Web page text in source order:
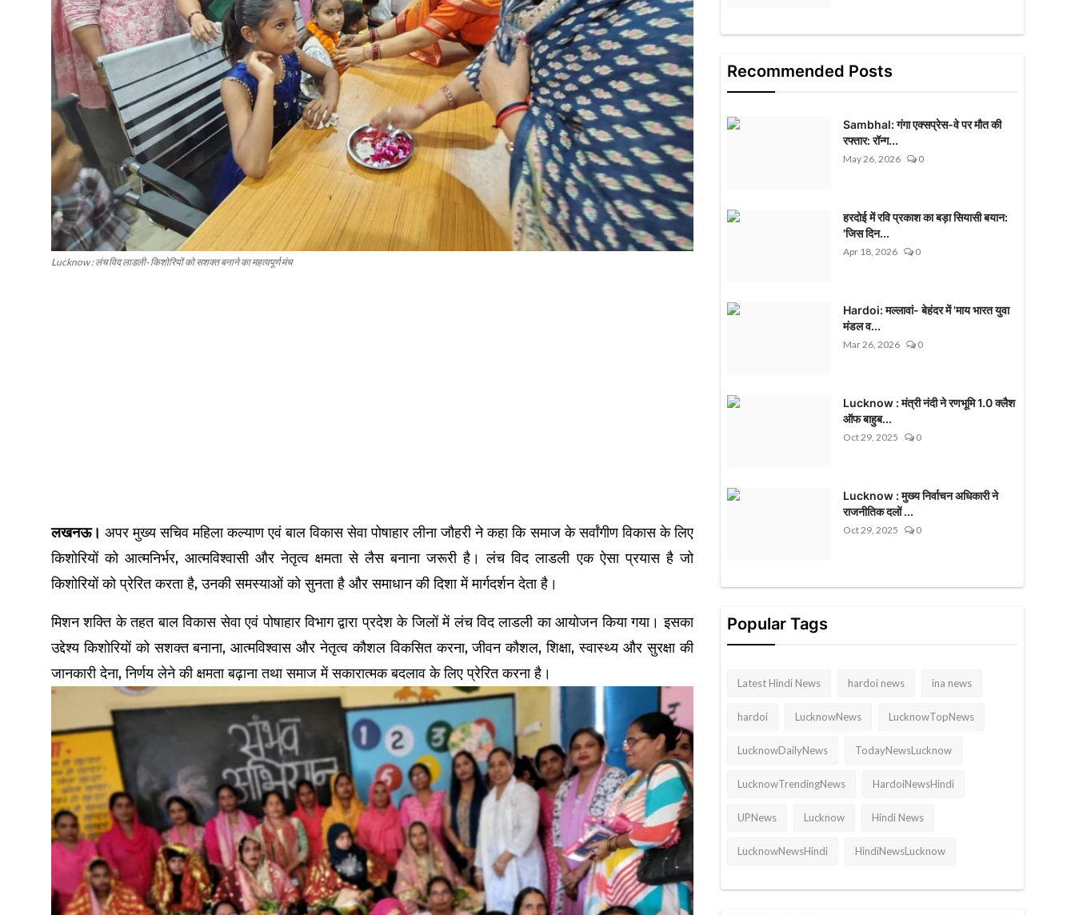
Lucknow : लंच विद लाडली- किशोरियों को सशक्त बनाने का महत्वपूर्ण मंच
लखनऊ। अपर मुख्य सचिव महिला कल्याण एवं बाल विकास सेवा पोषाहार लीना जौहरी ने कहा कि समाज के सर्वांगीण विकास के लिए
किशोरियों को आत्मनिर्भर, आत्मविश्वासी और नेतृत्व क्षमता से लैस बनाना जरूरी है। लंच विद लाडली एक ऐसा प्रयास है जो
किशोरियों को प्रेरित करता है, उनकी समस्याओं को सुनता है और समाधान की दिशा में मार्गदर्शन देता है।
मिशन शक्ति के तहत बाल विकास सेवा एवं पोषाहार विभाग द्वारा प्रदेश के जिलों में लंच विद लाडली का आयोजन किया गया। इसका
उद्देश्य किशोरियों को सशक्त बनाना, आत्मविश्वास और नेतृत्व कौशल विकसित करना, जीवन कौशल, शिक्षा, स्वास्थ्य और सुरक्षा की
जानकारी देना, निर्णय लेने की क्षमता बढ़ाना तथा समाज में सकारात्मक बदलाव के लिए प्रेरित करना है।
Recommended Posts
Sambhal: गंगा एक्सप्रेस-वे पर मौत की
रफ्तार: रॉन्ग...
May 26, 2026 0
हरदोई में रवि प्रकाश का बड़ा सियासी बयान:
'जिस दिन...
Apr 18, 2026 0
Hardoi: मल्लावां- बेहंदर में 'माय भारत युवा
मंडल व...
Mar 26, 2026 0
Lucknow : मंत्री नंदी ने रणभूमि 1.0 क्लैश
ऑफ बाहुब...
Oct 29, 2025 0
Lucknow : मुख्य निर्वाचन अधिकारी ने
राजनीतिक दलों ...
Oct 29, 2025 0
Popular Tags
Latest Hindi News hardoi news ina news
hardoi LucknowNews LucknowTopNews
LucknowDailyNews TodayNewsLucknow
LucknowTrendingNews HardoiNewsHindi
UPNews Lucknow Hindi News
LucknowNewsHindi HindiNewsLucknow